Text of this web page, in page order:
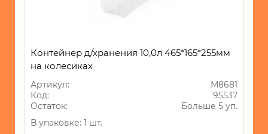
Контейнер д/хранения 10,0л 465*165*255мм
на колесиках
Артикул:
М8681
Код:
95537
Остаток:
Больше 5 уп.
В упаковке: 1 шт.